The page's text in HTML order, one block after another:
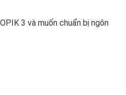
3 và muốn chuẩn bị ngôn